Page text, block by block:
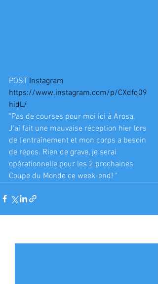
POST Instagram
https://www.instagram.com/p/CXdfq09
hidL/
"Pas de courses pour moi ici à Arosa.
J'ai fait une mauvaise réception hier lors
de l'entraînement et mon corps a besoin
de repos. Rien de grave, je serai
opérationnelle pour les 2 prochaines
Coupe du Monde ce week-end! "